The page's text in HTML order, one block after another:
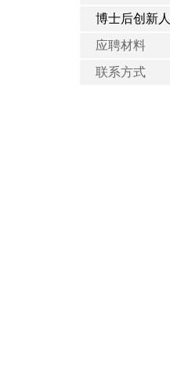
博士后创新
应聘材料
联系方式